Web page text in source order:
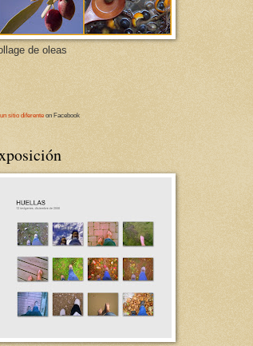
de oleas
un sitio diferente on Facebook